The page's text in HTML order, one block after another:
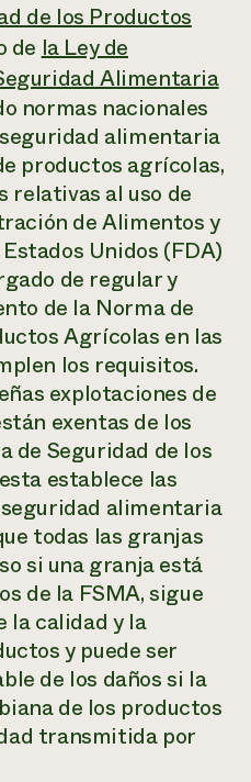
de los Productos
dela Ley de
Alimentaria
normas nacionales
alimentaria
productos agrícolas,
relativas al uso de
de Alimentos y
Unidos (FDA)
de regular y
de la Norma de
Agrícolas en las
los requisitos.
explotaciones de
exentas de los
de Seguridad de los
establece las
alimentaria
todas las granjas
si una granja está
de la FSMA, sigue
la calidad y la
y puede ser
de los daños si la
de los productos
transmitida por